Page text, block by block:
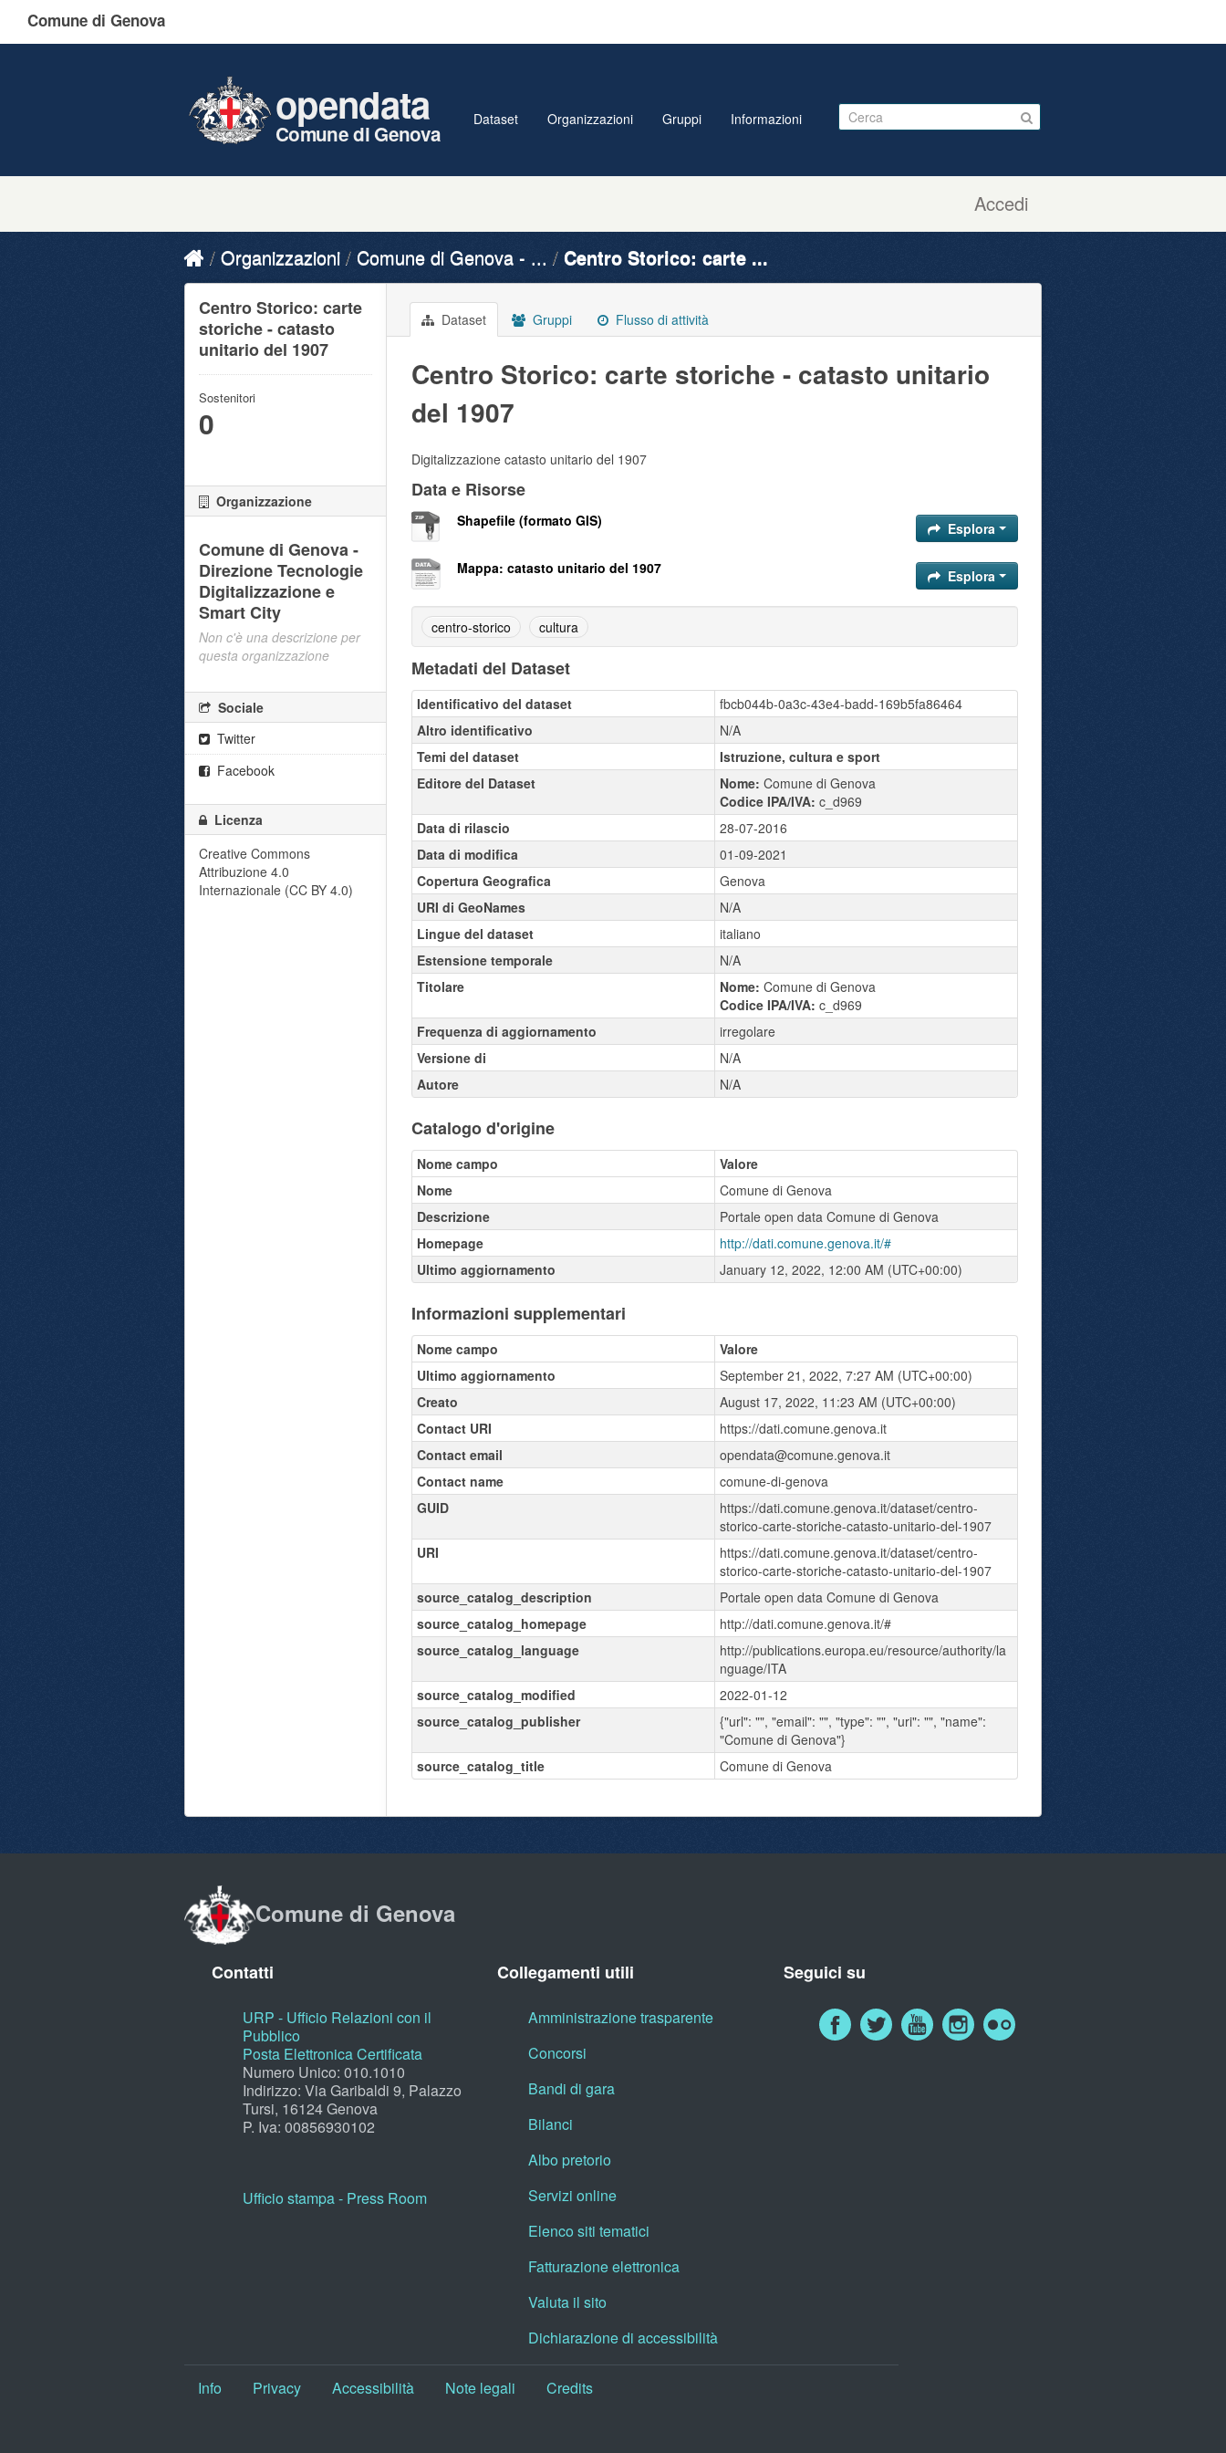
Comune di Genova
Accedi
opendata
Comune di Genova
Dataset Organizzazioni Gruppi Informazioni
Organizzazioni Comune di Genova - ... Centro Storico: carte ...
Dataset Gruppi Flusso di attività
Centro Storico: carte storiche - catasto unitario
del 1907
Digitalizzazione catasto unitario del 1907
Data e Risorse
Shapefile (formato GIS) Esplora
Mappa: catasto unitario del 1907 Esplora
centro-storico cultura
Metadati del Dataset
Identificativo del dataset
fbcb044b-0a3c-43e4-badd-169b5fa86464
Altro identificativo
N/A
Temi del dataset
Istruzione, cultura e sport
Editore del Dataset
Nome: Comune di Genova
Codice IPA/IVA: c_d969
Data di rilascio
28-07-2016
Data di modifica
01-09-2021
Copertura Geografica
Genova
URI di GeoNames
N/A
Lingue del dataset
italiano
Estensione temporale
N/A
Titolare
Nome: Comune di Genova
Codice IPA/IVA: c_d969
Frequenza di aggiornamento
irregolare
Versione di
N/A
Autore
N/A
Catalogo d'origine
Nome campo
Valore
Nome
Comune di Genova
Descrizione
Portale open data Comune di Genova
Homepage
http://dati.comune.genova.it/#
Ultimo aggiornamento
January 12, 2022, 12:00 AM (UTC+00:00)
Informazioni supplementari
Nome campo
Valore
Ultimo aggiornamento
September 21, 2022, 7:27 AM (UTC+00:00)
Creato
August 17, 2022, 11:23 AM (UTC+00:00)
Contact URI
https://dati.comune.genova.it
Contact email
opendata@comune.genova.it
Contact name
comune-di-genova
GUID
https://dati.comune.genova.it/dataset/centro-
storico-carte-storiche-catasto-unitario-del-1907
URI
https://dati.comune.genova.it/dataset/centro-
storico-carte-storiche-catasto-unitario-del-1907
source_catalog_description
Portale open data Comune di Genova
source_catalog_homepage
http://dati.comune.genova.it/#
source_catalog_language
http://publications.europa.eu/resource/authority/la
nguage/ITA
source_catalog_modified
2022-01-12
source_catalog_publisher
{"url": "", "email": "", "type": "", "uri": "", "name":
"Comune di Genova"}
source_catalog_title
Comune di Genova
Centro Storico: carte
storiche - catasto
unitario del 1907
Sostenitori
0
Organizzazione
Comune di Genova -
Direzione Tecnologie
Digitalizzazione e
Smart City
Non c'è una descrizione per
questa organizzazione
Sociale
Twitter
Facebook
Licenza
Creative Commons
Attribuzione 4.0
Internazionale (CC BY 4.0)
Comune di Genova
Contatti
URP - Ufficio Relazioni con il
Pubblico
Posta Elettronica Certificata
Numero Unico: 010.1010
Indirizzo: Via Garibaldi 9, Palazzo
Tursi, 16124 Genova
P. Iva: 00856930102
Ufficio stampa - Press Room
Collegamenti utili
Amministrazione trasparente
Concorsi
Bandi di gara
Bilanci
Albo pretorio
Servizi online
Elenco siti tematici
Fatturazione elettronica
Valuta il sito
Dichiarazione di accessibilità
Seguici su
Info Privacy Accessibilità Note legali Credits